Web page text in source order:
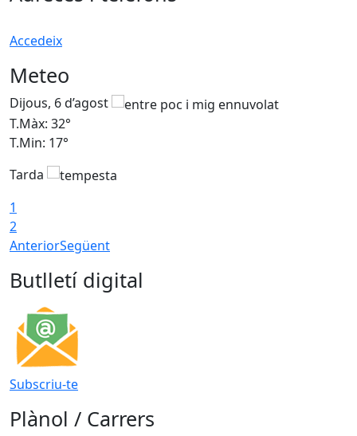
Accedeix
Meteo
Dijous, 6 d’agost
T.Màx: 32°
T.Min: 17°
Tarda
1
2
AnteriorSegüent
Butlletí digital
Subscriu-te
Plànol / Carrers